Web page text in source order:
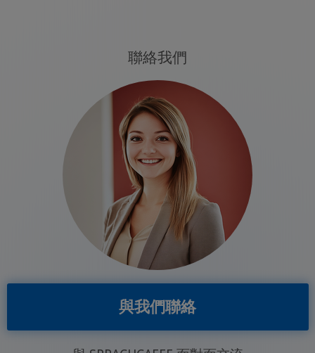
聯絡我們
與我們聯絡